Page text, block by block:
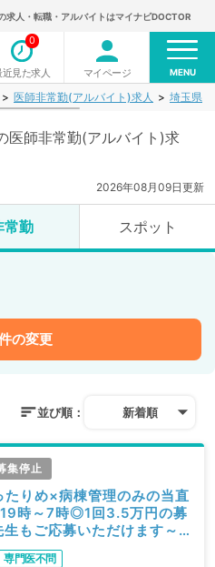
求人・転職・アルバイトはマイナビDOCTOR
近見た求人
0
マイページ MENU
医師非常勤(アルバイト)求人 埼玉県
医師非常勤(アルバイト)求
2026年08月09日更新
常勤 スポット
の変更
並び順： 新着順
集停止
りめ×病棟管理のみの当直
時～7時◎1回3.5万円の募
もご応募いただけます～
専門医不問